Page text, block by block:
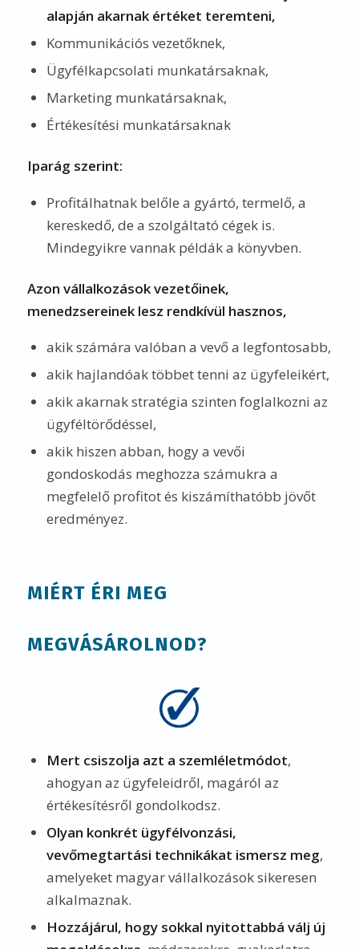
alapján akarnak értéket teremteni,
Kommunikációs vezetőknek,
Ügyfélkapcsolati munkatársaknak,
Marketing munkatársaknak,
Értékesítési munkatársaknak
Iparág szerint:
Profitálhatnak belőle a gyártó, termelő, a
kereskedő, de a szolgáltató cégek is.
Mindegyikre vannak példák a könyvben.
Azon vállalkozások vezetőinek,
menedzsereinek lesz rendkívül hasznos,
akik számára valóban a vevő a legfontosabb,
akik hajlandóak többet tenni az ügyfeleikért,
akik akarnak stratégia szinten foglalkozni az
ügyféltörődéssel,
akik hiszen abban, hogy a vevői
gondoskodás meghozza számukra a
megfelelő profitot és kiszámíthatóbb jövőt
eredményez.
MIÉRT ÉRI MEG
MEGVÁSÁROLNOD?
Mert csiszolja azt a szemléletmódot,
ahogyan az ügyfeleidről, magáról az
értékesítésről gondolkodsz.
Olyan konkrét ügyfélvonzási,
vevőmegtartási technikákat ismersz meg,
amelyeket magyar vállalkozások sikeresen
alkalmaznak.
Hozzájárul, hogy sokkal nyitottabbá válj új